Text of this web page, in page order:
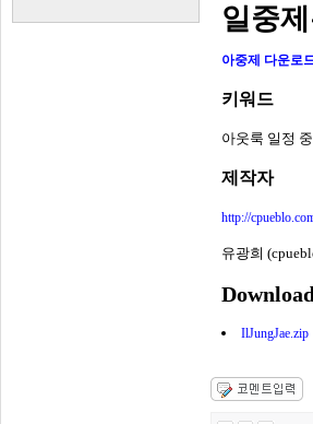
일중
아중제 다운로
키워드
아웃룩 일정
제작자
http://
유광희
IlJungJae.zip